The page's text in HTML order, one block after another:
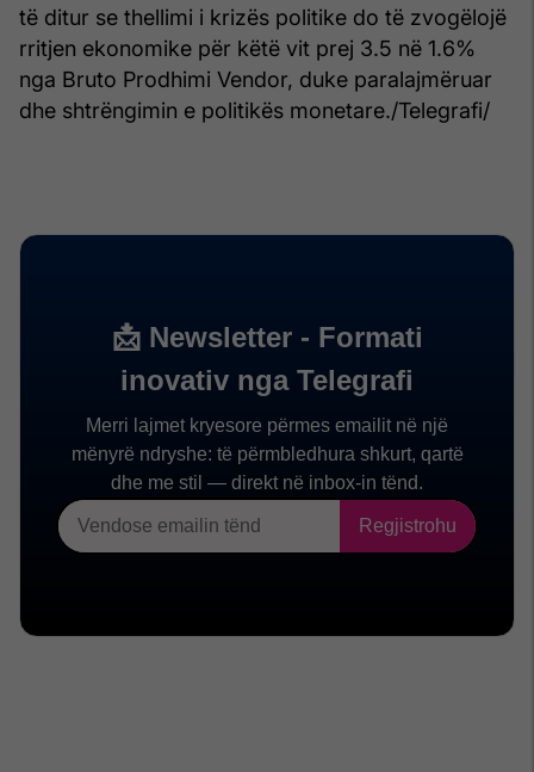
të ditur se thellimi i krizës politike do të zvogëlojë
rritjen ekonomike për këtë vit prej 3.5 në 1.6%
nga Bruto Prodhimi Vendor, duke paralajmëruar
dhe shtrëngimin e politikës monetare./Telegrafi/